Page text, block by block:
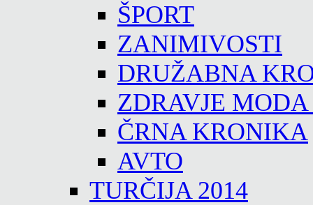
ŠPORT
ZANIMIVOSTI
DRUŽABNA
ZDRAVJE
ČRNA KRONIKA
AVTO
TURČIJA 2014